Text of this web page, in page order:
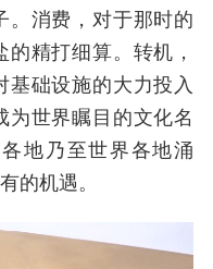
。消费，对于那时的
精打细算。转机，
基础设施的大力投入
为世界瞩目的文化名
地乃至世界各地涌
的机遇。